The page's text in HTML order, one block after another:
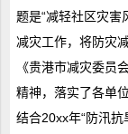
题是“减轻社区灾害
减灾工作，将防灾
《贵港市减灾委员
精神，落实了各单
结合20xx年“防汛